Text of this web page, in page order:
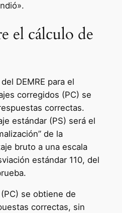
el cálculo de
DEMRE para el
corregidos (PC) se
correctas.
estándar (PS) será el
de la
bruto a una escala
estándar 110, del
se obtiene de
correctas, sin